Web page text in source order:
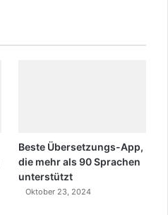
Beste Übersetzungs-App,
die mehr als 90 Sprachen
unterstützt
Oktober 23, 2024